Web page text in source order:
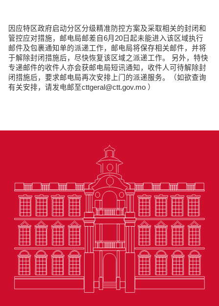
因应特区政府启动分区分级精准防控方案及采取相关的封闭和
管控应对措施，邮电局邮差自6月20日起未能进入该区域执行
邮件及包裹通知单的派递工作，邮电局将保存相关邮件，并将
于解除封闭措施后，尽快恢复该区域之派递工作。 另外，特快
专递邮件的收件人亦会获邮电局短讯通知，收件人可待解除封
闭措施后，要求邮电局再次安排上门的派递服务。（如欲查询
有关安排，请发电邮至cttgeral@ctt.gov.mo ）